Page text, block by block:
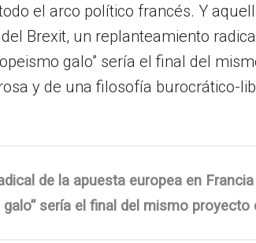
el arco político francés. Y
Brexit, un replanteamiento
galo” sería el final del
y de una filosofía burocrático-
de la apuesta europea en
sería el final del mismo proyecto